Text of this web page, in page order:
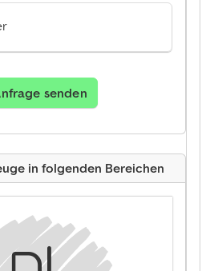
senden
in folgenden Bereichen